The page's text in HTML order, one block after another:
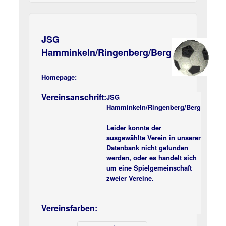
JSG
Hamminkeln/Ringenberg/Berg
Homepage:
Vereinsanschrift:JSG
Hamminkeln/Ringenberg/Berg
Leider konnte der
ausgewählte Verein in unserer
Datenbank nicht gefunden
werden, oder es handelt sich
um eine Spielgemeinschaft
zweier Vereine.
Vereinsfarben: